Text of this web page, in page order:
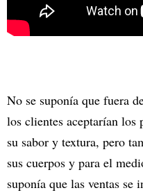
No se suponía que fuera
los clientes aceptarían los
su sabor y textura, pero
sus cuerpos y para el
suponía que las ventas